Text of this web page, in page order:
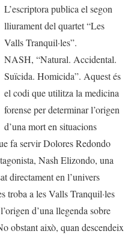
L’escriptora publica el segon
lliurament del quartet “Les
Valls Tranquil·les”.
NASH, “Natural. Accidental.
Suïcida. Homicida”. Aquest és
el codi que utilitza la medicina
forense per determinar l’origen
d’una mort en situacions
fa servir Dolores Redondo
Nash Elizondo, una
directament en l’univers
troba a les Valls Tranquil·les
d’una llegenda sobre
obstant això, quan descendeix